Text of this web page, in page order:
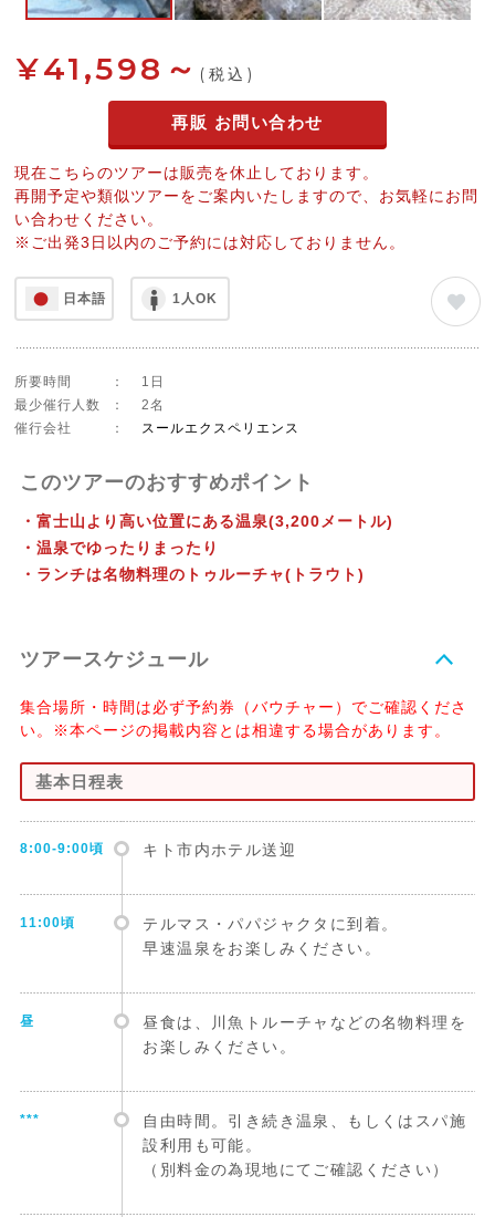
¥41,598～ (税込)
再販 お問い合わせ
現在こちらのツアーは販売を休止しております。
再開予定や類似ツアーをご案内いたしますので、お気軽にお問
い合わせください。
※ご出発3日以内のご予約には対応しておりません。
日本語 1人OK
所要時間 ：
1日
最少催行人数
：
2名
催行会社
： スールエクスペリエンス
このツアーのおすすめポイント
・富士山より高い位置にある温泉(3,200メートル)
・温泉でゆったりまったり
・ランチは名物料理のトゥルーチャ(トラウト)
ツアースケジュール
集合場所・時間は必ず予約券（バウチャー）でご確認くださ
い。※本ページの掲載内容とは相違する場合があります。
基本日程表
8:00-9:00頃 キト市内ホテル送迎
11:00頃
テルマス・パパジャクタに到着。
早速温泉をお楽しみください。
昼
昼食は、川魚トルーチャなどの名物料理を
お楽しみください。
***
自由時間。引き続き温泉、もしくはスパ施
設利用も可能。
（別料金の為現地にてご確認ください）